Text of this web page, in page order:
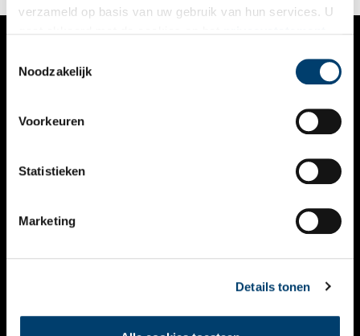
verzameld op basis van uw gebruik van hun services. U
Noodzakelijk
Voorkeuren
Statistieken
Marketing
Details tonen
VERHALEN
KALENDER
THEMA’S
VIDEO’S
CONTACT